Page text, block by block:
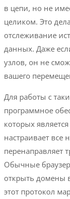
в цепи, но не
целиком. Это
отслеживание
данных. Даже
узлов, он не
вашего
Для работы с
программное
которых
настраивает
перенаправляет
Обычные
открыть домены
этот протокол